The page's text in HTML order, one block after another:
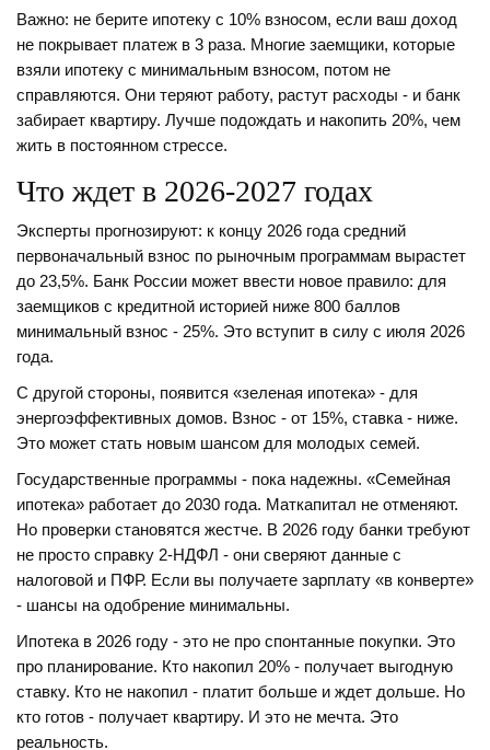
Важно: не берите ипотеку с 10% взносом, если ваш доход
не покрывает платеж в 3 раза. Многие заемщики, которые
взяли ипотеку с минимальным взносом, потом не
справляются. Они теряют работу, растут расходы - и банк
забирает квартиру. Лучше подождать и накопить 20%, чем
жить в постоянном стрессе.
Что ждет в 2026-2027 годах
Эксперты прогнозируют: к концу 2026 года средний
первоначальный взнос по рыночным программам вырастет
до 23,5%. Банк России может ввести новое правило: для
заемщиков с кредитной историей ниже 800 баллов
минимальный взнос - 25%. Это вступит в силу с июля 2026
года.
С другой стороны, появится «зеленая ипотека» - для
энергоэффективных домов. Взнос - от 15%, ставка - ниже.
Это может стать новым шансом для молодых семей.
Государственные программы - пока надежны. «Семейная
ипотека» работает до 2030 года. Маткапитал не отменяют.
Но проверки становятся жестче. В 2026 году банки требуют
не просто справку 2-НДФЛ - они сверяют данные с
налоговой и ПФР. Если вы получаете зарплату «в конверте»
- шансы на одобрение минимальны.
Ипотека в 2026 году - это не про спонтанные покупки. Это
про планирование. Кто накопил 20% - получает выгодную
ставку. Кто не накопил - платит больше и ждет дольше. Но
кто готов - получает квартиру. И это не мечта. Это
реальность.